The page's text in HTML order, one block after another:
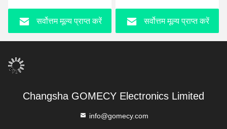
सर्वोत्तम मूल्य प्राप्त करें सर्वोत्तम मूल्य प्राप्त करें
Changsha GOMECY Electronics Limited
info@gomecy.com